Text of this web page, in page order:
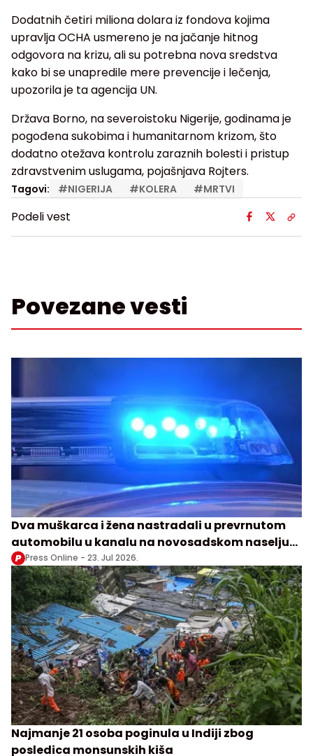
Dodatnih četiri miliona dolara iz fondova kojima
upravlja OCHA usmereno je na jačanje hitnog
odgovora na krizu, ali su potrebna nova sredstva
kako bi se unapredile mere prevencije i lečenja,
upozorila je ta agencija UN.
Država Borno, na severoistoku Nigerije, godinama je
pogođena sukobima i humanitarnom krizom, što
dodatno otežava kontrolu zaraznih bolesti i pristup
zdravstvenim uslugama, pojašnjava Rojters.
Tagovi: #NIGERIJA #KOLERA #MRTVI
Podeli vest
Povezane vesti
Dva muškarca i žena nastradali u prevrnutom
automobilu u kanalu na novosadskom naselju
KlisaPress Online - 23. Jul 2026.
Najmanje 21 osoba poginula u Indiji zbog
posledica monsunskih kiša